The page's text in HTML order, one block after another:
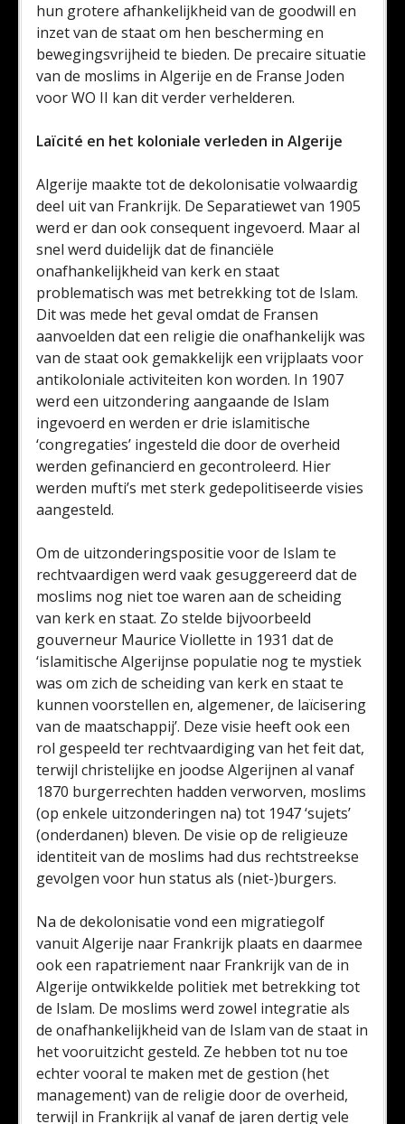
hun grotere afhankelijkheid van de goodwill en
inzet van de staat om hen bescherming en
bewegingsvrijheid te bieden. De precaire situatie
van de moslims in Algerije en de Franse Joden
voor WO II kan dit verder verhelderen.
Laïcité en het koloniale verleden in Algerije
Algerije maakte tot de dekolonisatie volwaardig
deel uit van Frankrijk. De Separatiewet van 1905
werd er dan ook consequent ingevoerd. Maar al
snel werd duidelijk dat de financiële
onafhankelijkheid van kerk en staat
problematisch was met betrekking tot de Islam.
Dit was mede het geval omdat de Fransen
aanvoelden dat een religie die onafhankelijk was
van de staat ook gemakkelijk een vrijplaats voor
antikoloniale activiteiten kon worden. In 1907
werd een uitzondering aangaande de Islam
ingevoerd en werden er drie islamitische
‘congregaties’ ingesteld die door de overheid
werden gefinancierd en gecontroleerd. Hier
werden mufti’s met sterk gedepolitiseerde visies
aangesteld.
Om de uitzonderingspositie voor de Islam te
rechtvaardigen werd vaak gesuggereerd dat de
moslims nog niet toe waren aan de scheiding
van kerk en staat. Zo stelde bijvoorbeeld
gouverneur Maurice Viollette in 1931 dat de
‘islamitische Algerijnse populatie nog te mystiek
was om zich de scheiding van kerk en staat te
kunnen voorstellen en, algemener, de laïcisering
van de maatschappij’. Deze visie heeft ook een
rol gespeeld ter rechtvaardiging van het feit dat,
terwijl christelijke en joodse Algerijnen al vanaf
1870 burgerrechten hadden verworven, moslims
(op enkele uitzonderingen na) tot 1947 ‘sujets’
(onderdanen) bleven. De visie op de religieuze
identiteit van de moslims had dus rechtstreekse
gevolgen voor hun status als (niet-)burgers.
Na de dekolonisatie vond een migratiegolf
vanuit Algerije naar Frankrijk plaats en daarmee
ook een rapatriement naar Frankrijk van de in
Algerije ontwikkelde politiek met betrekking tot
de Islam. De moslims werd zowel integratie als
de onafhankelijkheid van de Islam van de staat in
het vooruitzicht gesteld. Ze hebben tot nu toe
echter vooral te maken met de gestion (het
management) van de religie door de overheid,
terwijl in Frankrijk al vanaf de jaren dertig vele